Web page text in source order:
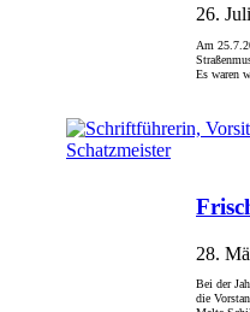
26.
Am
Es waren
28.
Bei der
die